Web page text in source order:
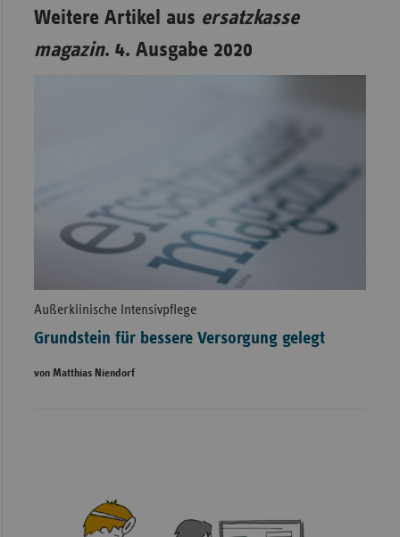
Weitere Artikel aus ersatzkasse
magazin. 4. Ausgabe 2020
Außerklinische Intensivpflege
Grundstein für bessere Versorgung gelegt
von Matthias Niendorf